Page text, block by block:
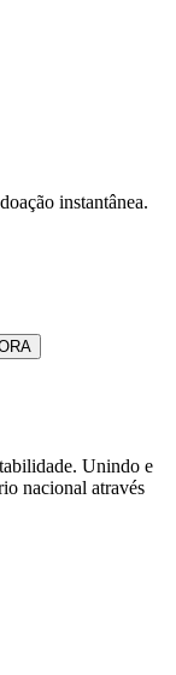
instantânea.
. Unindo e
nacional através